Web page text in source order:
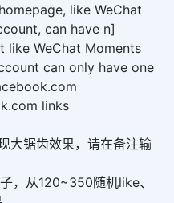
like WeChat
can have n]
like WeChat Moments
can only have one
links
大锯齿效果，请在备注输
，从120~350随机like、